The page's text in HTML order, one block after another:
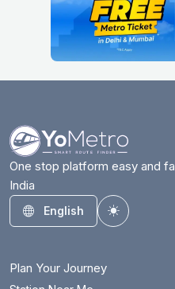
One stop platform easy and
India
English
Toggle
Plan Your Journey